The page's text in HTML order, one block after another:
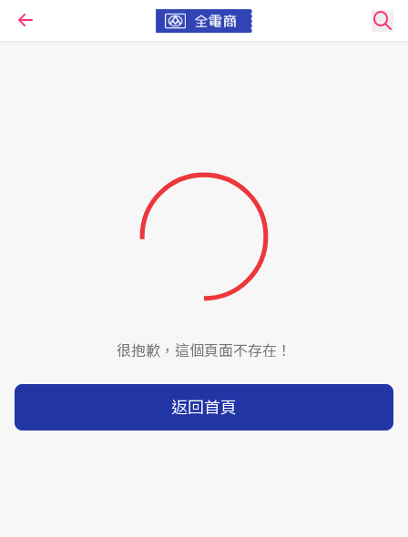
很抱歉，這個頁面不存在！
返回首頁